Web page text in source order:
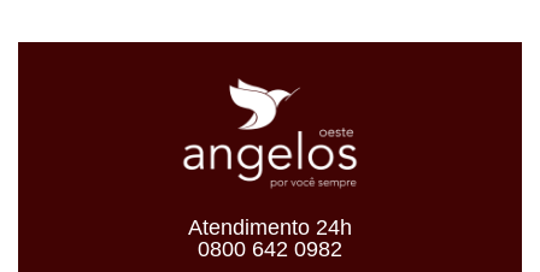
Atendimento 24h
0800 642 0982